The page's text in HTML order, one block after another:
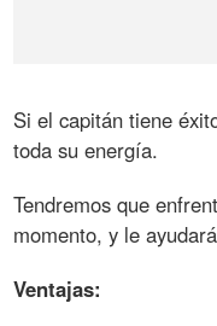
Si el capitán tiene
toda su energía.
Tendremos que
momento, y le
Ventajas: